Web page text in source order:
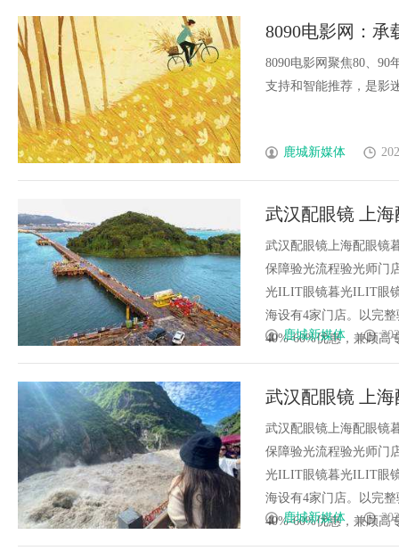
8090电影网：承
8090电影网聚焦80、
支持和智能推荐，是影
鹿城新媒体
武汉配眼镜 上
武汉配眼镜上海配眼镜
保障验光流程验光师门
光ILIT眼镜暮光ILIT眼
海设有4家门店。以完
40%-60%优惠，兼顾高
鹿城新媒体
武汉配眼镜 上
武汉配眼镜上海配眼镜
保障验光流程验光师门
光ILIT眼镜暮光ILIT眼
海设有4家门店。以完
40%-60%优惠，兼顾高
鹿城新媒体